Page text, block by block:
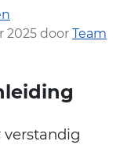
2025 door Team
verstandig